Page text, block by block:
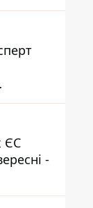
ЄС
-